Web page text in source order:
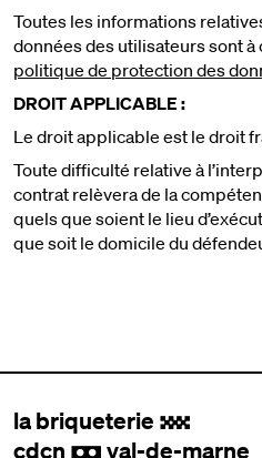
Toutes les informations
données des utilisateurs sont
politique de protection des
DROIT APPLICABLE :
Le droit applicable est le droit
Toute difficulté relative à
contrat relèvera de la
quels que soient le lieu
que soit le domicile du
la briqueterie .
cdcn , val-de-marne